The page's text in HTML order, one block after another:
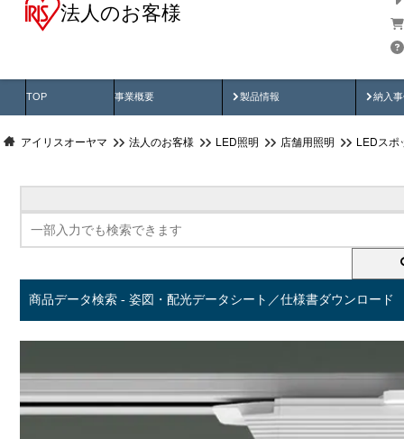
法人のお客様
TOP 事業概要 製品情報
製品動画 納入
納
アイリスオーヤマ 法人のお客様 LED照明 店舗用照明 LEDスポ
商品データ検索 - 姿図・配光データシート／仕様書ダウンロード